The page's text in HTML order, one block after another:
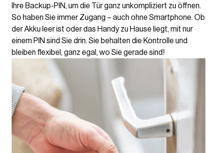
Ihre Backup-PIN, um die Tür ganz unkompliziert zu öffnen.
So haben Sie immer Zugang – auch ohne Smartphone. Ob
der Akku leer ist oder das Handy zu Hause liegt, mit nur
einem PIN sind Sie drin. Sie behalten die Kontrolle und
bleiben flexibel, ganz egal, wo Sie gerade sind!